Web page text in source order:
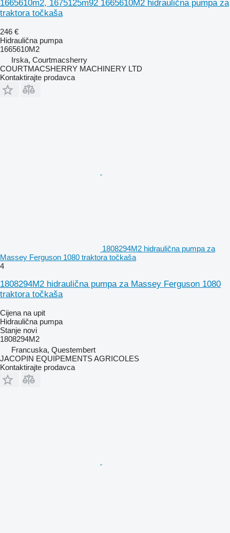
1665610m2, 1675125m92 1665610M2 hidraulična pumpa za
traktora točkaša
246 €
Hidraulična pumpa
1665610M2
Irska, Courtmacsherry
COURTMACSHERRY MACHINERY LTD
Kontaktirajte prodavca
1808294M2 hidraulična pumpa za
Massey Ferguson 1080 traktora točkaša
4
1808294M2 hidraulična pumpa za Massey Ferguson 1080
traktora točkaša
Cijena na upit
Hidraulična pumpa
Stanje novi
1808294M2
Francuska, Questembert
JACOPIN EQUIPEMENTS AGRICOLES
Kontaktirajte prodavca